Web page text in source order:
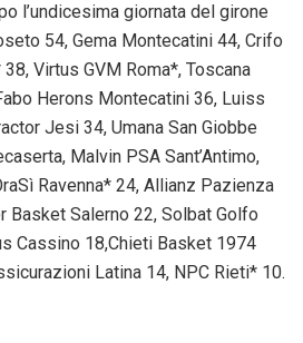
l’undicesima giornata del girone
54, Gema Montecatini 44, Crifo
Virtus GVM Roma*, Toscana
Herons Montecatini 36, Luiss
Jesi 34, Umana San Giobbe
Malvin PSA Sant’Antimo,
Ravenna* 24, Allianz Pazienza
Basket Salerno 22, Solbat Golfo
Cassino 18,Chieti Basket 1974
Latina 14, NPC Rieti* 10.